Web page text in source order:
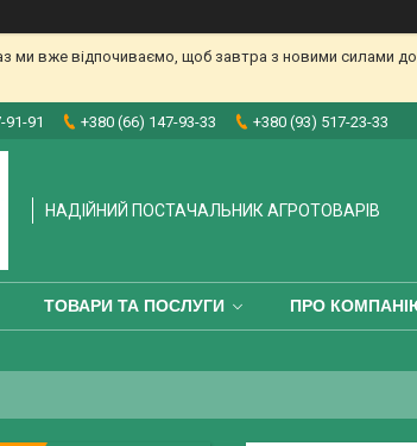
ми вже відпочиваємо, щоб завтра з новими силами
91-91 +380 (66) 147-93-33 +380 (93) 517-23-33
НАДІЙНИЙ ПОСТАЧАЛЬНИК АГРОТОВАРІВ
ТОВАРИ ТА ПОСЛУГИ ПРО